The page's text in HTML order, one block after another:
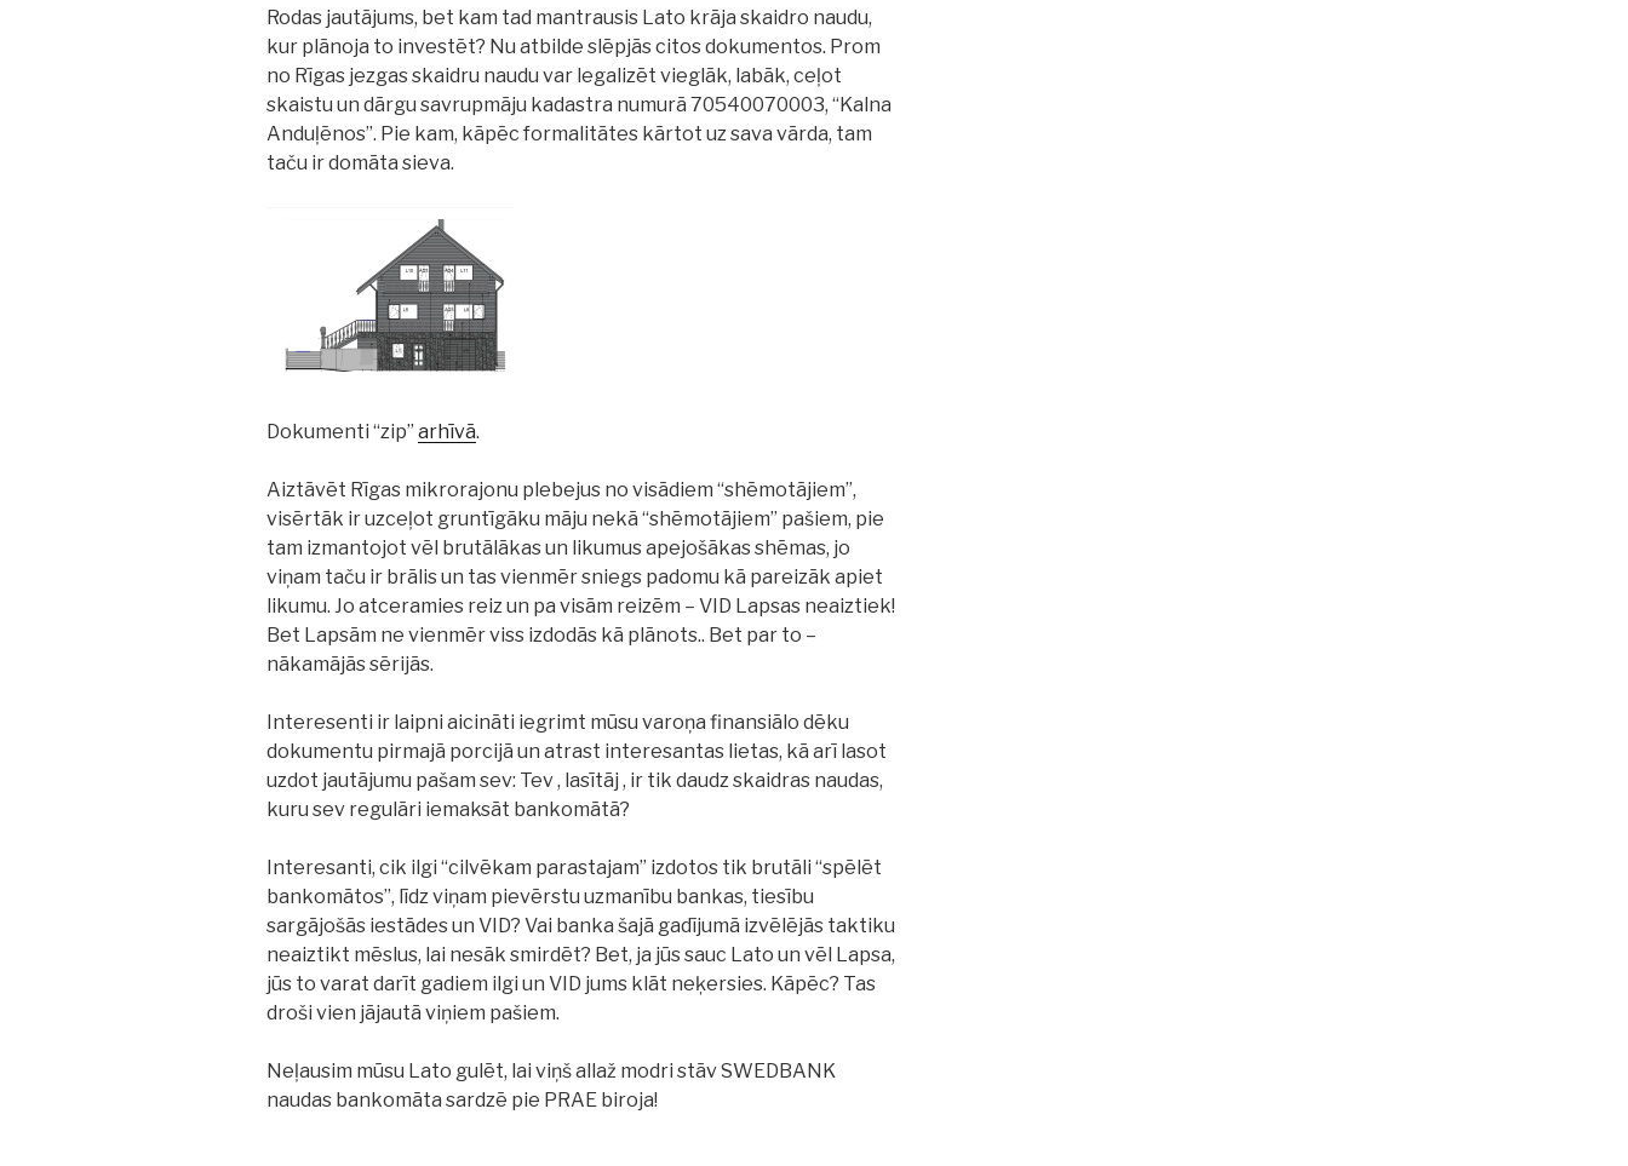
Rodas jautājums, bet kam tad mantrausis Lato krāja skaidro naudu,
kur plānoja to investēt? Nu atbilde slēpjās citos dokumentos. Prom
no Rīgas jezgas skaidru naudu var legalizēt vieglāk, labāk, ceļot
skaistu un dārgu savrupmāju kadastra numurā 70540070003, “Kalna
Anduļēnos”. Pie kam, kāpēc formalitātes kārtot uz sava vārda, tam
taču ir domāta sieva.
Dokumenti “zip” arhīvā.
Aiztāvēt Rīgas mikrorajonu plebejus no visādiem “shēmotājiem”,
visērtāk ir uzceļot gruntīgāku māju nekā “shēmotājiem” pašiem, pie
tam izmantojot vēl brutālākas un likumus apejošākas shēmas, jo
viņam taču ir brālis un tas vienmēr sniegs padomu kā pareizāk apiet
likumu. Jo atceramies reiz un pa visām reizēm – VID Lapsas neaiztiek!
Bet Lapsām ne vienmēr viss izdodās kā plānots.. Bet par to –
nākamājās sērijās.
Interesenti ir laipni aicināti iegrimt mūsu varoņa finansiālo dēku
dokumentu pirmajā porcijā un atrast interesantas lietas, kā arī lasot
uzdot jautājumu pašam sev: Tev , lasītāj , ir tik daudz skaidras naudas,
kuru sev regulāri iemaksāt bankomātā?
Interesanti, cik ilgi “cilvēkam parastajam” izdotos tik brutāli “spēlēt
bankomātos”, līdz viņam pievērstu uzmanību bankas, tiesību
sargājošās iestādes un VID? Vai banka šajā gadījumā izvēlējās taktiku
neaiztikt mēslus, lai nesāk smirdēt? Bet, ja jūs sauc Lato un vēl Lapsa,
jūs to varat darīt gadiem ilgi un VID jums klāt neķersies. Kāpēc? Tas
droši vien jājautā viņiem pašiem.
Neļausim mūsu Lato gulēt, lai viņš allaž modri stāv SWEDBANK
naudas bankomāta sardzē pie PRAE biroja!